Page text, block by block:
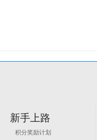
新手上路
积分奖励计划